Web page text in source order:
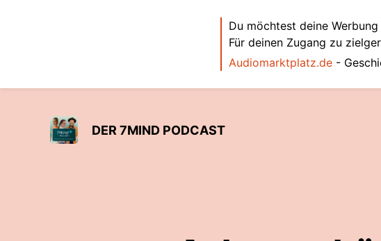
Du möchtest deine
Für deinen Zugang zu
Audiomarktplatz.de-
DER 7MIND PODCAST